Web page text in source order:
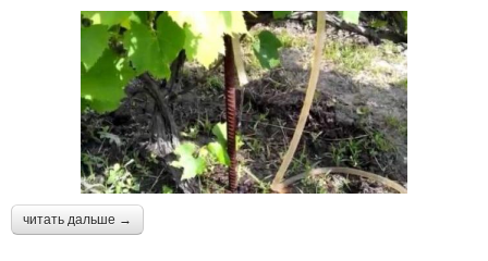
читать дальше →